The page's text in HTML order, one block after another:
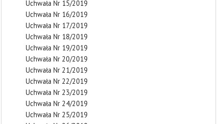
Uchwała Nr 15/2019
Uchwała Nr 16/2019
Uchwała Nr 17/2019
Uchwała Nr 18/2019
Uchwała Nr 19/2019
Uchwała Nr 20/2019
Uchwała Nr 21/2019
Uchwała Nr 22/2019
Uchwała Nr 23/2019
Uchwała Nr 24/2019
Uchwała Nr 25/2019